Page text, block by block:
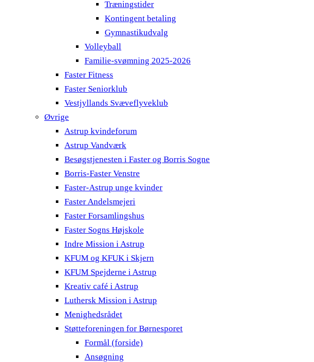
Træningstider
Kontingent betaling
Gymnastikudvalg
Volleyball
Familie-svømning 2025-2026
Faster Fitness
Faster Seniorklub
Vestjyllands Svæveflyveklub
Øvrige
Astrup kvindeforum
Astrup Vandværk
Besøgstjenesten i Faster og Borris Sogne
Borris-Faster Venstre
Faster-Astrup unge kvinder
Faster Andelsmejeri
Faster Forsamlingshus
Faster Sogns Højskole
Indre Mission i Astrup
KFUM og KFUK i Skjern
KFUM Spejderne i Astrup
Kreativ café i Astrup
Luthersk Mission i Astrup
Menighedsrådet
Støtteforeningen for Børnesporet
Formål (forside)
Ansøgning